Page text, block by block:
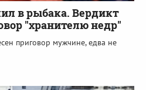
в рыбака. Вердикт
"хранителю недр"
приговор мужчине, едва не